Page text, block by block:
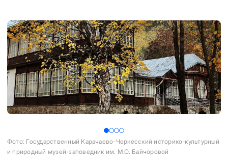
Фото: Государственный Карачаево-Черкесский историко-культурный
и природный музей-заповедник им. М.О. Байчоровой